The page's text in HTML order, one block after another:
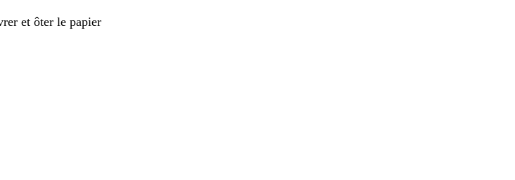
et ôter le papier